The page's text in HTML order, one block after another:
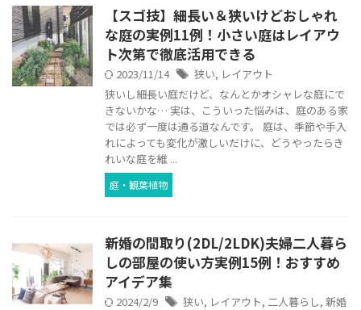
【スゴ技】細長い＆狭いけどおしゃれ
な庭の実例11例！小さい庭はレイアウ
ト次第で徹底活用できる
2023/11/14 狭い, レイアウト
狭いし細長い庭だけど、なんとかオシャレな庭にで
きないかな… 実は、こういった悩みは、庭のある家
では必ず一度は通る道なんです。 庭は、季節や手入
れによっても変化が激しいだけに、どうやったらき
れいな庭を維 ...
庭・観葉植物
新婚の間取り(2DL/2LDK)夫婦二人暮ら
しの部屋の使い方実例15例！おすすめ
アイデア集
2024/2/9 狭い, レイアウト, 二人暮らし, 新婚